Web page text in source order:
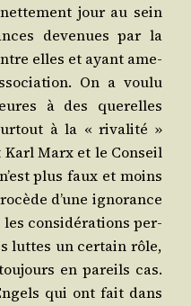
jour au sein
deve­nues par la
elles et ayant ame­
On a vou­lu
à des que­relles
à la « riva­li­té »
Marx et le Conseil
plus faux et moins
d’une igno­rance
les consi­dé­ra­tions per­
luttes un cer­tain rôle,
en pareils cas.
qui ont fait dans